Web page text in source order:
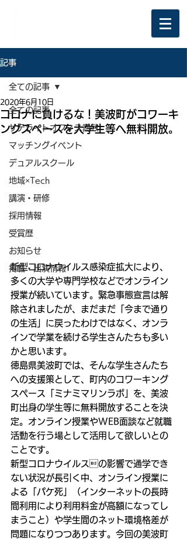
記事
全ての記事
サテライトオフィス誘致
マッチングイベント
デュアルスクール
地域×Tech
講演・研修
採用情報
受賞歴
お知らせ
掲載・出演情報
全ての記事
コロナに負けるな！美波町がコワーキ
ングスペースを大学生等へ無料開放。
2020年6月10日
新型コロナウイルス感染症拡大により、
多くの大学や専門学校などでオンライン
授業が続いています。緊急事態宣言は解
除されましたが、まだまだ「今まで通り
の生活」に戻ったわけではなく、オンラ
インで学業を続ける学生さんたちも多い
かと思います。
徳島県美波町では、そんな学生さんたち
への支援策として、町内のコワーキング
スペース「ミナミマリンラボ」を、美波
町出身の学生等に無料開放することを決
定。オンライン授業やWEB面談など就職
活動を行う場として活用して欲しいとの
ことです。
新型コロナウイルスの影響で通学でき
ない状況が長引く中、オンライン授業に
よる「パケ死」（インターネットの長時
間利用により利用料金が高額になってし
まうこと）や学生間のネット環境格差が
問題になりつつあります。今回の美波町